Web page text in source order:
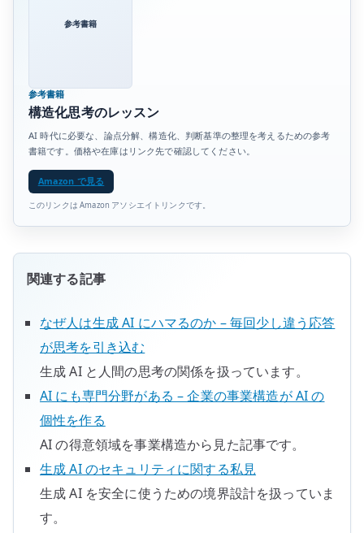
参考書籍
参考書籍
構造化思考のレッスン
AI 時代に必要な、論点分解、構造化、判断基準の整理を考えるための参考
書籍です。価格や在庫はリンク先で確認してください。
Amazon で見る
このリンクは Amazon アソシエイトリンクです。
関連する記事
なぜ人は生成 AI にハマるのか – 毎回少し違う応答
が思考を引き込む
生成 AI と人間の思考の関係を扱っています。
AI にも専門分野がある – 企業の事業構造が AI の
個性を作る
AI の得意領域を事業構造から見た記事です。
生成 AI のセキュリティに関する私見
生成 AI を安全に使うための境界設計を扱っていま
す。